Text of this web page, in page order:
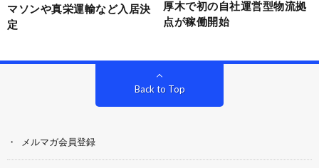
マソンや真栄運輸など入居決
定
厚木で初の自社運営型物流拠
点が稼働開始
Back to Top
メルマガ会員登録